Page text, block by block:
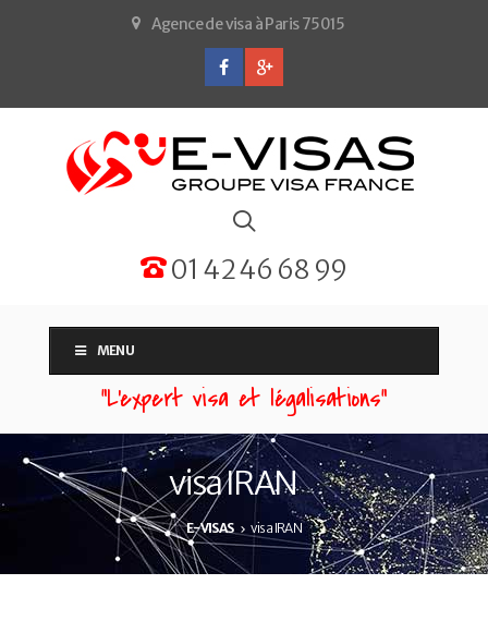
Agence de visa à Paris 75015
01 42 46 68 99
MENU
“L'expert visa et légalisations”
visa IRAN
E-VISAS visa IRAN